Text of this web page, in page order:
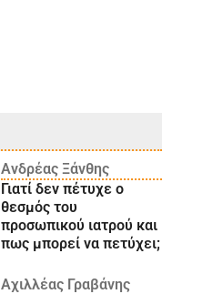
Ανδρέας Ξάνθης
Γιατί δεν πέτυχε ο
θεσμός του
προσωπικού ιατρού και
πως μπορεί να πετύχει;
Αχιλλέας Γραβάνης